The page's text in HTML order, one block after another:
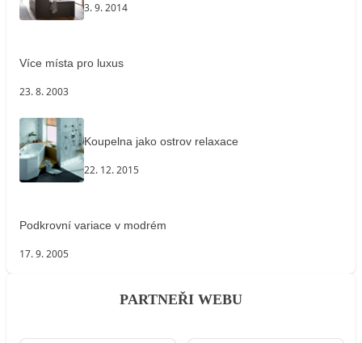
3. 9. 2014
Více místa pro luxus
23. 8. 2003
Koupelna jako ostrov relaxace
22. 12. 2015
Podkrovní variace v modrém
17. 9. 2005
PARTNEŘI WEBU